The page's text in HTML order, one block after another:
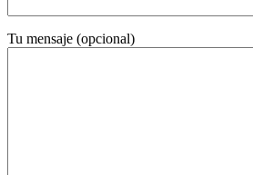
Tu mensaje (opcional)